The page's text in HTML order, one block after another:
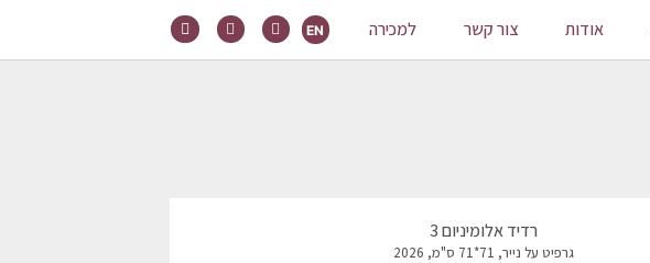
אודות צור קשר למכירה EN
רדיד אלומיניום 3
גרפיט על נייר, 71*71 ס"מ, 2026